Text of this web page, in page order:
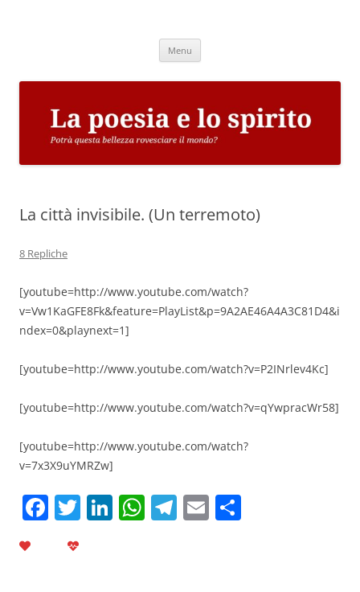
Menu
La città invisibile. (Un terremoto)
8 Repliche
[youtube=http://www.youtube.com/watch?
v=Vw1KaGFE8Fk&feature=PlayList&p=9A2AE46A4A3C81D4&i
ndex=0&playnext=1]
[youtube=http://www.youtube.com/watch?v=P2INrlev4Kc]
[youtube=http://www.youtube.com/watch?v=qYwpracWr58]
[youtube=http://www.youtube.com/watch?
v=7x3X9uYMRZw]
F T Li W T E